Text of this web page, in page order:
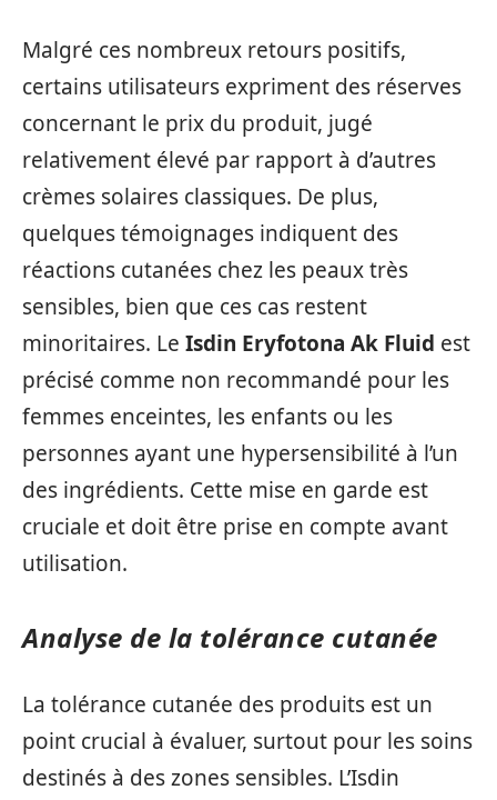
Malgré ces nombreux retours positifs,
certains utilisateurs expriment des réserves
concernant le prix du produit, jugé
relativement élevé par rapport à d’autres
crèmes solaires classiques. De plus,
quelques témoignages indiquent des
réactions cutanées chez les peaux très
sensibles, bien que ces cas restent
minoritaires. Le Isdin Eryfotona Ak Fluid est
précisé comme non recommandé pour les
femmes enceintes, les enfants ou les
personnes ayant une hypersensibilité à l’un
des ingrédients. Cette mise en garde est
cruciale et doit être prise en compte avant
utilisation.
Analyse de la tolérance cutanée
La tolérance cutanée des produits est un
point crucial à évaluer, surtout pour les soins
destinés à des zones sensibles. L’Isdin